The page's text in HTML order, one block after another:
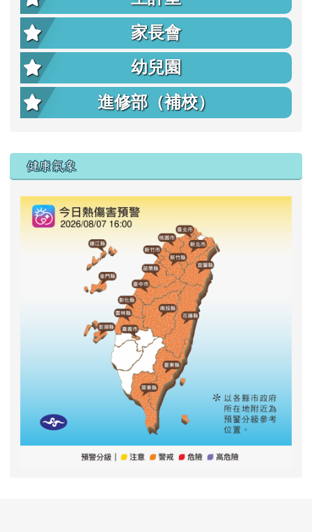
家長會
幼兒園
進修部（補校）
右邊區域內容
健康氣象